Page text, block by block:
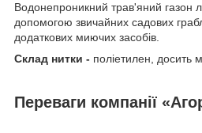
Водонепроникний трав'яний газон
допомогою звичайних садових
додаткових миючих засобів.
Склад нитки - поліетилен, досить
Переваги компанії